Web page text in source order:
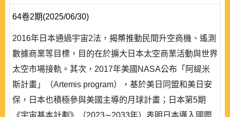
64卷2期(2025/06/30)
2016年日本通過宇宙2法，揭櫫推動民間升空商機、遙測
數據商業等目標，目的在於擴大日本太空商業活動與世界
太空市場接軌。其次，2017年美國NASA公布「阿緹米
斯計畫」（Artemis program），基於美日同盟和美日安
保，日本也積極參與美國主導的月球計畫；日本第5期
《宇宙基本計劃》（2023∼2033年）表明日本邁入國際